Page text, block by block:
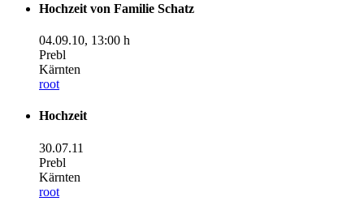
Hochzeit von Familie Schatz
04.09.10, 13:00 h
Prebl
Kärnten
root
Hochzeit
30.07.11
Prebl
Kärnten
root